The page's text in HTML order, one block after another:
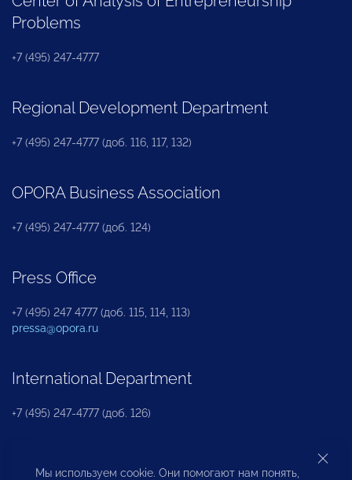
Problems
+7 (495) 247-4777
Regional Development Department
+7 (495) 247-4777 (доб. 116, 117, 132)
OPORA Business Association
+7 (495) 247-4777 (доб. 124)
Press Office
+7 (495) 247 4777 (доб. 115, 114, 113)
pressa@opora.ru
International Department
+7 (495) 247-4777 (доб. 126)
Business and Investment Rights Protection
Мы используем cookie. Они помогают нам понять,